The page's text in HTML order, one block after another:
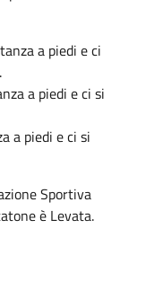
a piedi e ci
a piedi e ci si
a piedi e ci si
Sportiva
è Levata.